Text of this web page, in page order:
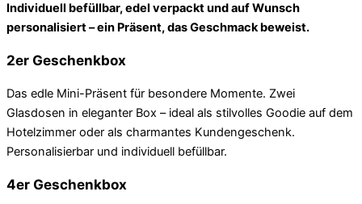
Individuell befüllbar, edel verpackt und auf Wunsch
personalisiert – ein Präsent, das Geschmack beweist.
2er Geschenkbox
Das edle Mini-Präsent für besondere Momente. Zwei
Glasdosen in eleganter Box – ideal als stilvolles Goodie auf dem
Hotelzimmer oder als charmantes Kundengeschenk.
Personalisierbar und individuell befüllbar.
4er Geschenkbox